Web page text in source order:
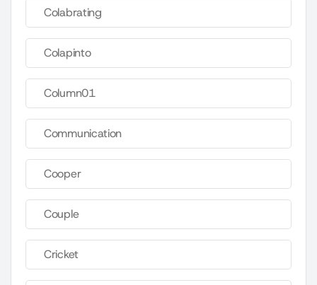
Colabrating
Colapinto
Column01
Communication
Cooper
Couple
Cricket